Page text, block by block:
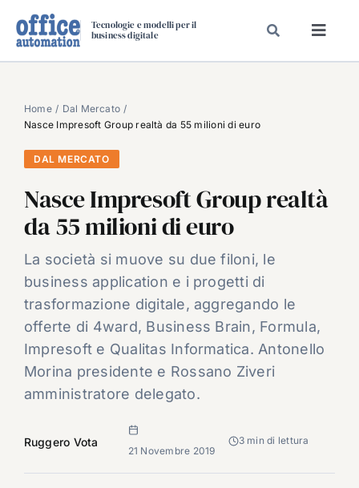
Tecnologie e modelli per il
business digitale
SPECIAL PAPER
TAVOLE ROTONDE DI REDAZIONE
DAL MERCATO
CARRIERE
VIDEO
EVENTI
CHI SIAMO
Home
Dal Mercato
Nasce Impresoft Group realtà da 55 milioni di euro
DAL MERCATO
Nasce Impresoft Group realtà
da 55 milioni di euro
La società si muove su due filoni, le
business application e i progetti di
trasformazione digitale, aggregando le
offerte di 4ward, Business Brain, Formula,
Impresoft e Qualitas Informatica. Antonello
Morina presidente e Rossano Ziveri
amministratore delegato.
Ruggero Vota
21 Novembre 2019
3 min di lettura